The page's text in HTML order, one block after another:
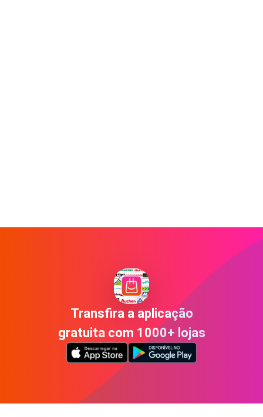
Transfira a aplicação
gratuita com 1000+ lojas